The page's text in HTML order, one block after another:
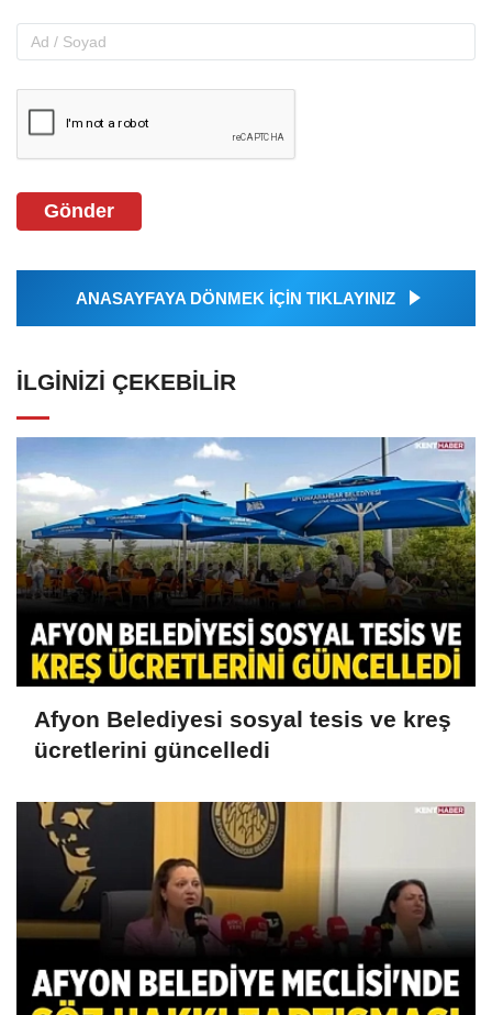
Gönder
ANASAYFAYA DÖNMEK İÇİN TIKLAYINIZ
İLGINIZI ÇEKEBILIR
Afyon Belediyesi sosyal tesis ve kreş
ücretlerini güncelledi